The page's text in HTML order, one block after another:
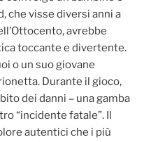
che visse diversi anni a
avrebbe
toccante e divertente.
o un suo giovane
Durante il gioco,
dei danni – una gamba
“incidente fatale”. Il
autentici che i più